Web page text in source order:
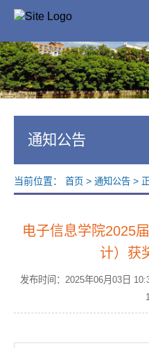
通知公告
当前位置： 首页 > 通知公告 >
电子信息学院2025
计）获
发布时间：2025年06月03日